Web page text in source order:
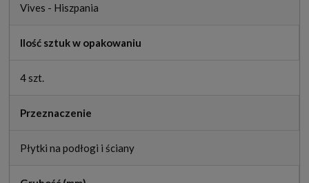
Vives - Hiszpania
Ilość sztuk w opakowaniu
4 szt.
Przeznaczenie
Płytki na podłogi i ściany